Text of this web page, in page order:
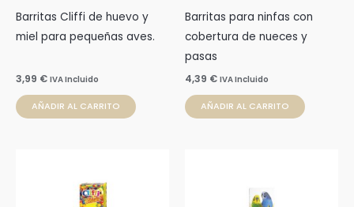
Barritas Cliffi de huevo y
miel para pequeñas aves.
3,99 € IVA Incluido
AÑADIR AL CARRITO
Barritas para ninfas con
cobertura de nueces y
pasas
4,39 € IVA Incluido
AÑADIR AL CARRITO